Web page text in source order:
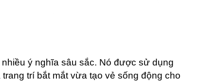
ý nghĩa sâu sắc. Nó được sử dụng
trí bắt mắt vừa tạo vẻ sống động cho